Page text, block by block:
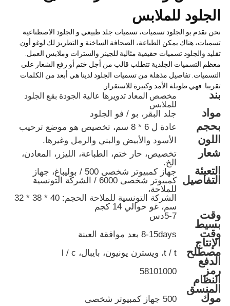
الجلود للملابس
نحن نقدم بو الجلود تسميات، تسميات جلد طبيعي و الجلود الاصطناعية
تسميات، هناك يمكن الطباعة، الصحافة الساخنة و التطريز لك لوغو أون.
تقليد والجلود تسميات حقيقية مثالية للجينز والسترات وملابس العمل.
معظم التسميات الجلدية تتطلب قالب من أجل ختم أو رفع الشعار على
التسميات. تفاصيل مذهلة من تسميات الجلود لدينا هي أبعد من الكلمات
تقريبا. فهي طويلة الأمد وكبيرة للاستقرار.
بند
مخصص المعاد تدويرها عالية الجودة بقع الجلود
للملابس
مواد جلد البقر، بو / فو الجلود
بحجم عادة ل 6 * 8 سم، تخصيص هو موضع ترحيب
اللون الأسود والأبيض والبني والرمل وغيرها.
شعار
تخصيص، حار ختم، الطباعة، الليزر، المعادن،
الخ.
التعبئة
التفاصيل
جهاز كمبيوتر شخصى 500 / بوليباغ، جهاز
كمبيوتر شخصى 6000 / الشركة التونسية
للملاحة،
الشركة التونسية للملاحة الحجم: 40 * 38 * 32
سم، غو حوالي 14 كجم
وقت
بسيط
5-7دس
وقت
الإنتاج
8-15days بعد موافقة العينة
مصطلح
الدفع
t / t، ويسترن يونيون، بايبال، l / c
رمز
النظام
المنسق
58101000
موك 500 جهاز كمبيوتر شخصى